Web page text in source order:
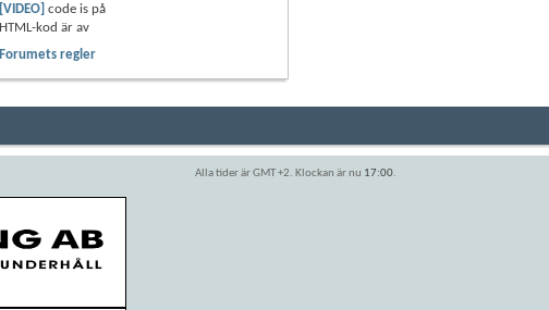
[VIDEO] code is på
HTML-kod ärav
Forumets regler
Alla tider är GMT +2. Klockan är nu 17:00.